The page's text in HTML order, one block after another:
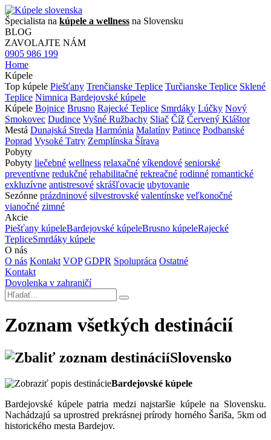
Špecialista na kúpele a wellness na Slovensku
BLOG
ZAVOLAJTE NÁM
0905 986 199
Home
Kúpele
Top kúpele Piešťany Trenčianske Teplice Turčianske Teplice Sklené
Teplice Nimnica Bardejovské kúpele
Kúpele Bojnice Brusno Rajecké Teplice Smrdáky Lúčky Nový
Smokovec Dudince Vyšné Ružbachy Sliač Číž Červený Kláštor
Mestá Dunajská Streda Harmónia Malatíny Patince Podbanské
Poprad Vysoké Tatry Zemplínska Šírava
Pobyty
Pobyty liečebné wellness relaxačné víkendové seniorské
preventívne redukčné rehabilitačné rekreačné rodinné romantické
exkluzívne antistresové skrášľovacie ubytovanie
Sezónne prázdninové silvestrovské valentínske veľkonočné
vianočné zimné
Akcie
Piešťany kúpeleBardejovské kúpeleBrusno kúpeleRajecké
TepliceSmrdáky kúpele
O nás
O nás Kontakt VOP GDPR Spolupráca Ostatné
Kontakt
Dovolenka v zahraničí
Zoznam všetkých destinácií
Slovensko
Bardejovské kúpele
Bardejovské kúpele patria medzi najstaršie kúpele na Slovensku.
Nachádzajú sa uprostred prekrásnej prírody horného Šariša, 5km od
historického mesta Bardejov.